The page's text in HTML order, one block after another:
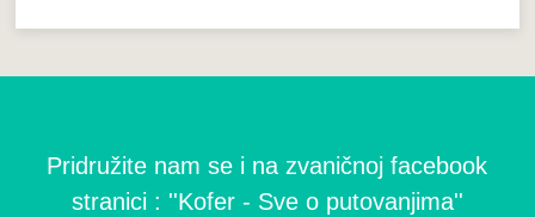
Pridružite nam se i na zvaničnoj facebook
stranici : ''Kofer - Sve o putovanjima''